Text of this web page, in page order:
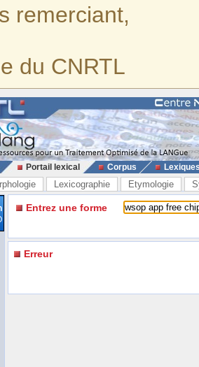
remerciant,
du CNRTL
Portail lexical Corpus
Lexicographie Etymologie
Entrez une forme
Erreur